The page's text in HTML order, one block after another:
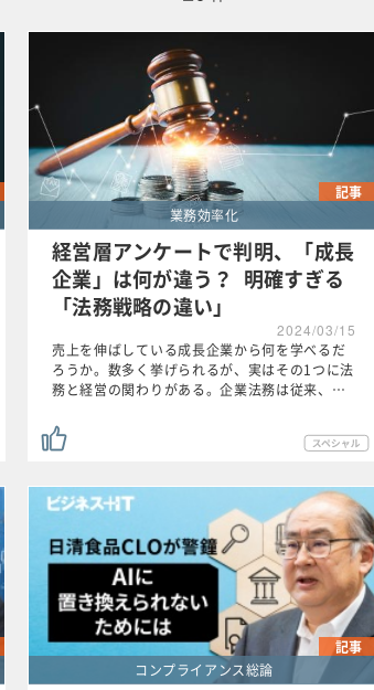
この条件で検索する
記事
業務効率化
経営層アンケートで判明、「成長
企業」は何が違う？ 明確すぎる
「法務戦略の違い」
2024/03/15
売上を伸ばしている成長企業から何を学べるだ
ろうか。数多く挙げられるが、実はその1つに法
務と経営の関わりがある。企業法務は従来、…
記事
コンプライアンス総論